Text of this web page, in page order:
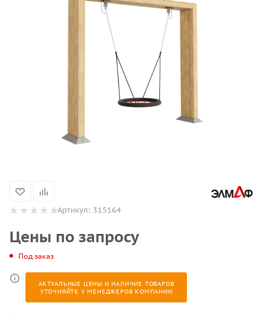
Артикул: 315164
Цены по запросу
Под заказ
АКТУАЛЬНЫЕ ЦЕНЫ И НАЛИЧИЕ ТОВАРОВ
УТОЧНЯЙТЕ У МЕНЕДЖЕРОВ КОМПАНИИ